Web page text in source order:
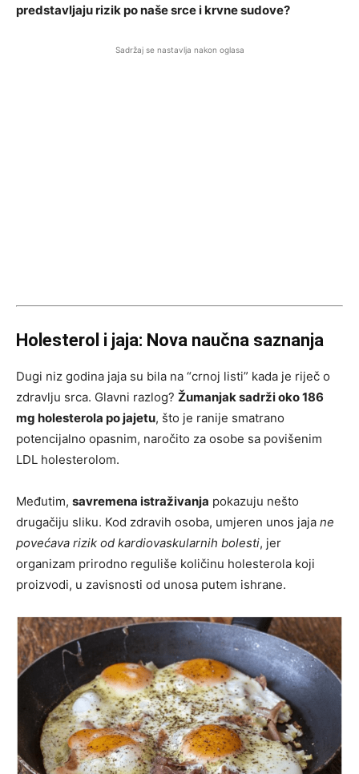
predstavljaju rizik po naše srce i krvne sudove?
Sadržaj se nastavlja nakon oglasa
Holesterol i jaja: Nova naučna saznanja
Dugi niz godina jaja su bila na “crnoj listi” kada je riječ o
zdravlju srca. Glavni razlog? Žumanjak sadrži oko 186
mg holesterola po jajetu, što je ranije smatrano
potencijalno opasnim, naročito za osobe sa povišenim
LDL holesterolom.
Međutim, savremena istraživanja pokazuju nešto
drugačiju sliku. Kod zdravih osoba, umjeren unos jaja ne
povećava rizik od kardiovaskularnih bolesti, jer
organizam prirodno reguliše količinu holesterola koji
proizvodi, u zavisnosti od unosa putem ishrane.